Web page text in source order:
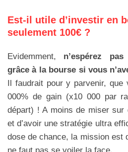
Est-il utile d’investir en
seulement 100€ ?
Evidemment, n’espérez
grâce à la bourse si vous
Il faudrait pour y parvenir, que
000% de gain (x10 000 par
départ) ! A moins de miser sur
et d’avoir une stratégie ultra
dose de chance, la mission est
ne faut pas se voiler la face.